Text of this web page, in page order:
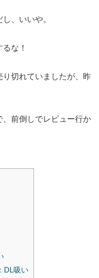
、いいや。
な！
切れていましたが、昨
前倒しでレビュー行か
DL吸い